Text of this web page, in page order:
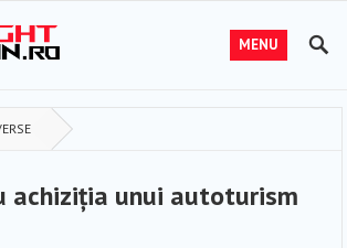
MENU
achiziția unui autoturism